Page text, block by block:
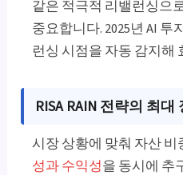
같은 적극적 리밸런싱으
중요합니다. 2025년 AI
런싱 시점을 자동 감지해
RISA RAIN 전략의 최
시장 상황에 맞춰 자산 비
성과 수익성을 동시에 추